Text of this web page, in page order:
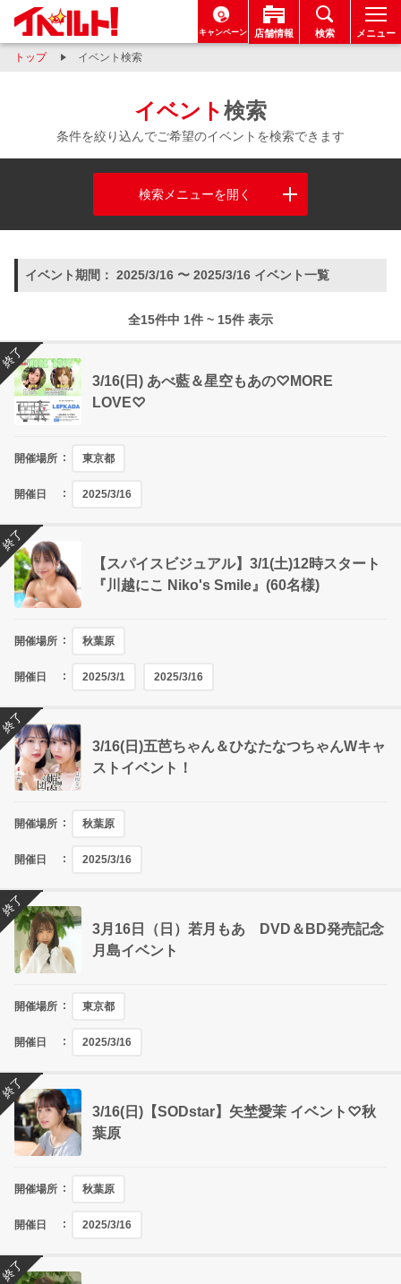
キャンペーン 店舗情報 検索 メニュー
トップ イベント検索
イベント検索
条件を絞り込んでご希望のイベントを検索できます
検索メニューを開く
イベント期間： 2025/3/16 〜 2025/3/16 イベント一覧
全15件中 1件 ~ 15件 表示
3/16(日) あべ藍＆星空もあの♡MORE
LOVE♡
開催場所 東京都
開催日 2025/3/16
終了
【スパイスビジュアル】3/1(土)12時スタート
『川越にこ Niko's Smile』(60名様)
開催場所 秋葉原
開催日 2025/3/1 2025/3/16
終了
3/16(日)五芭ちゃん＆ひなたなつちゃんWキャ
ストイベント！
開催場所 秋葉原
開催日 2025/3/16
終了
3月16日（日）若月もあ DVD＆BD発売記念
月島イベント
開催場所 東京都
開催日 2025/3/16
終了
3/16(日)【SODstar】矢埜愛茉 イベント♡秋
葉原
開催場所 秋葉原
開催日 2025/3/16
終了
終了